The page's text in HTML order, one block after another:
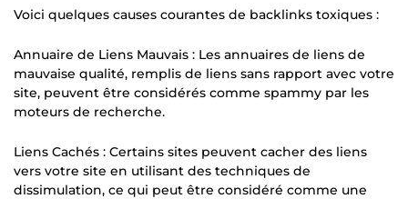
Voici quelques causes courantes de backlinks toxiques :
Annuaire de Liens Mauvais : Les annuaires de liens de
mauvaise qualité, remplis de liens sans rapport avec votre
site, peuvent être considérés comme spammy par les
moteurs de recherche.
Liens Cachés : Certains sites peuvent cacher des liens
vers votre site en utilisant des techniques de
dissimulation, ce qui peut être considéré comme une